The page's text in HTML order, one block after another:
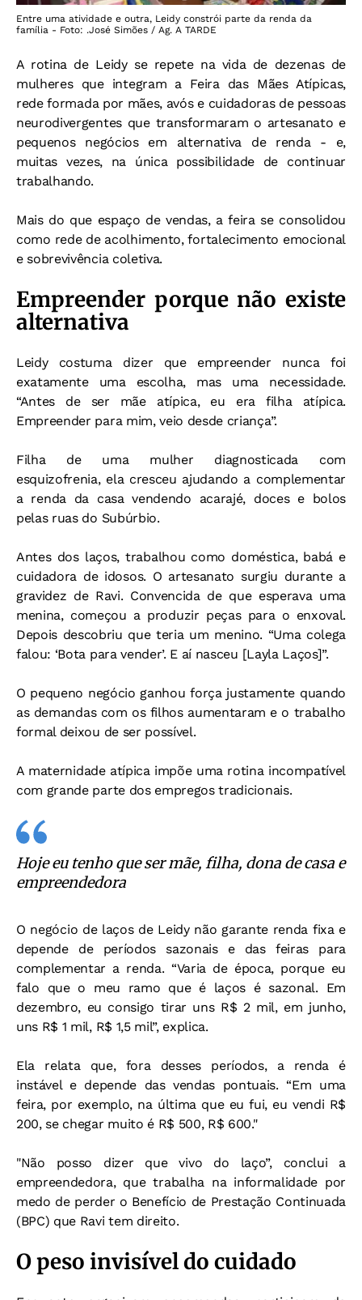
Entre uma atividade e outra, Leidy constrói parte da renda da
família - Foto: .José Simões / Ag. A TARDE
A rotina de Leidy se repete na vida de dezenas de
mulheres que integram a Feira das Mães Atípicas,
rede formada por mães, avós e cuidadoras de pessoas
neurodivergentes que transformaram o artesanato e
pequenos negócios em alternativa de renda - e,
muitas vezes, na única possibilidade de continuar
trabalhando.
Mais do que espaço de vendas, a feira se consolidou
como rede de acolhimento, fortalecimento emocional
e sobrevivência coletiva.
Empreender porque não existe
alternativa
Leidy costuma dizer que empreender nunca foi
exatamente uma escolha, mas uma necessidade.
“Antes de ser mãe atípica, eu era filha atípica.
Empreender para mim, veio desde criança”.
Filha de uma mulher diagnosticada com
esquizofrenia, ela cresceu ajudando a complementar
a renda da casa vendendo acarajé, doces e bolos
pelas ruas do Subúrbio.
Antes dos laços, trabalhou como doméstica, babá e
cuidadora de idosos. O artesanato surgiu durante a
gravidez de Ravi. Convencida de que esperava uma
menina, começou a produzir peças para o enxoval.
Depois descobriu que teria um menino. “Uma colega
falou: ‘Bota para vender’. E aí nasceu [Layla Laços]”.
O pequeno negócio ganhou força justamente quando
as demandas com os filhos aumentaram e o trabalho
formal deixou de ser possível.
A maternidade atípica impõe uma rotina incompatível
com grande parte dos empregos tradicionais.
Hoje eu tenho que ser mãe, filha, dona de casa e
empreendedora
O negócio de laços de Leidy não garante renda fixa e
depende de períodos sazonais e das feiras para
complementar a renda. “Varia de época, porque eu
falo que o meu ramo que é laços é sazonal. Em
dezembro, eu consigo tirar uns R$ 2 mil, em junho,
uns R$ 1 mil, R$ 1,5 mil”, explica.
Ela relata que, fora desses períodos, a renda é
instável e depende das vendas pontuais. “Em uma
feira, por exemplo, na última que eu fui, eu vendi R$
200, se chegar muito é R$ 500, R$ 600."
"Não posso dizer que vivo do laço”, conclui a
empreendedora, que trabalha na informalidade por
medo de perder o Benefício de Prestação Continuada
(BPC) que Ravi tem direito.
O peso invisível do cuidado